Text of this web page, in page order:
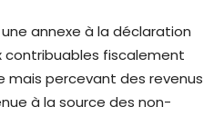
annexe à la déclaration
contribuables fiscalement
mais percevant des revenus
à la source des non-